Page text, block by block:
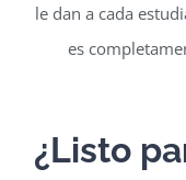
le dan a cada
es
¿Listo